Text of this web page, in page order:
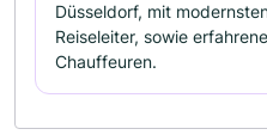
Düsseldorf, mit
Reiseleiter, sowie
Chauffeuren.